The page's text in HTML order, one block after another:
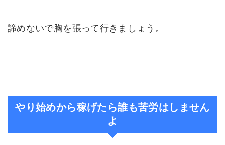
諦めないで胸を張って行きましょう。
やり始めから稼げたら誰も苦労はしません
よ